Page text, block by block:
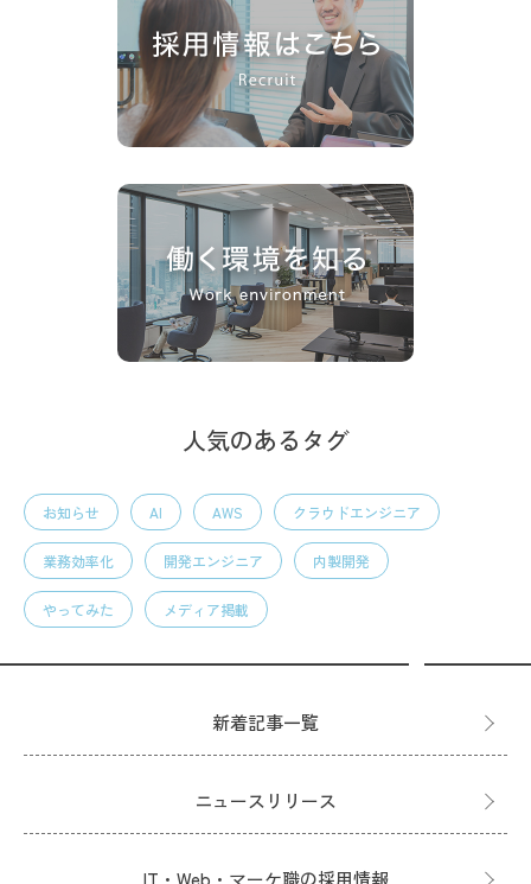
人気のあるタグ
お知らせ AI AWS クラウドエンジニア
業務効率化 開発エンジニア 内製開発
やってみた メディア掲載
新着記事一覧
ニュースリリース